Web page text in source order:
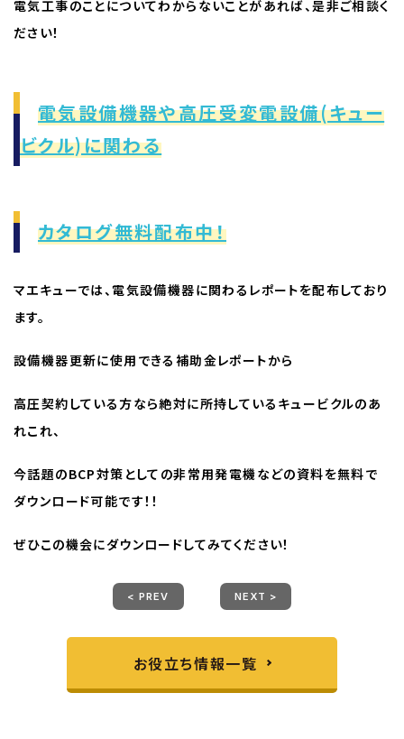
電気工事のことについてわからないことがあれば、是非ご相談く
ださい！
電気設備機器や高圧受変電設備(キュー
ビクル)に関わる
カタログ無料配布中！
マエキューでは、電気設備機器に関わるレポートを配布しており
ます。
設備機器更新に使用できる補助金レポートから
高圧契約している方なら絶対に所持しているキュービクルのあ
れこれ、
今話題のBCP対策としての非常用発電機などの資料を無料で
ダウンロード可能です！！
ぜひこの機会にダウンロードしてみてください！
< PREV NEXT >
お役立ち情報一覧